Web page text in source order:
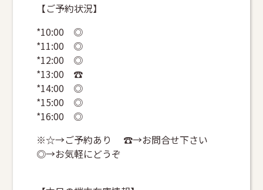
【ご予約状況】
*10:00 ◎
*11:00 ◎
*12:00 ◎
*13:00 ☎
*14:00 ◎
*15:00 ◎
*16:00 ◎
※☆→ご予約あり ☎→お問合せ下さい
◎→お気軽にどうぞ